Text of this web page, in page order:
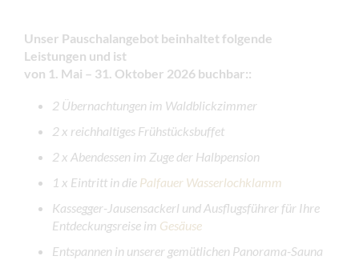
Unser Pauschalangebot beinhaltet folgende
Leistungen und ist
von 1. Mai – 31. Oktober 2026 buchbar::
2 Übernachtungen im Waldblickzimmer
2 x reichhaltiges Frühstücksbuffet
2 x Abendessen im Zuge der Halbpension
1 x Eintritt in die Palfauer Wasserlochklamm
Kassegger-Jausensackerl und Ausflugsführer für Ihre
Entdeckungsreise im Gesäuse
Entspannen in unserer gemütlichen Panorama-Sauna